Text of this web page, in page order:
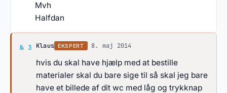
Mvh
Halfdan
№ 3 Svar af Klaus
Klaus EKSPERT 8. maj 2014
hvis du skal have hjælp med at bestille
materialer skal du bare sige til så skal jeg bare
have et billede af dit wc med låg og trykknap